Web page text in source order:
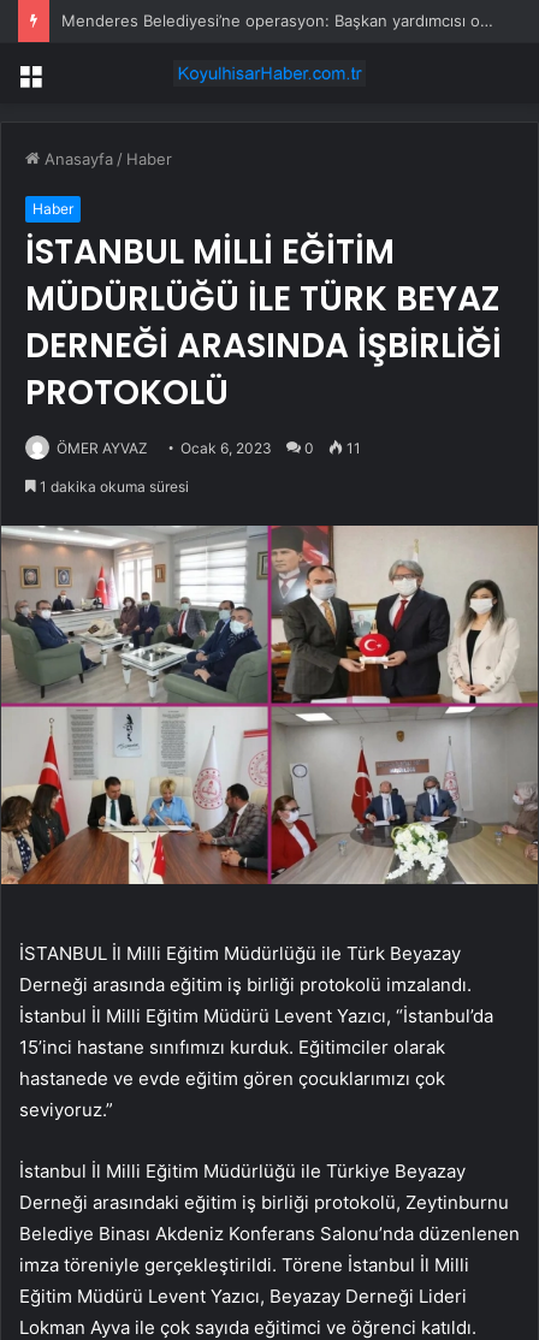
Menderes Belediyesi’ne operasyon: Başkan yardımcısı ortak operasyonla yakalandı
Menü
Anasayfa / Haber
Haber
İSTANBUL MİLLİ EĞİTİM
MÜDÜRLÜĞÜ İLE TÜRK BEYAZ
DERNEĞİ ARASINDA İŞBİRLİĞİ
PROTOKOLÜ
ÖMER AYVAZ Ocak 6, 2023 0 11
1 dakika okuma süresi
İSTANBUL İl Milli Eğitim Müdürlüğü ile Türk Beyazay
Derneği arasında eğitim iş birliği protokolü imzalandı.
İstanbul İl Milli Eğitim Müdürü Levent Yazıcı, “İstanbul’da
15’inci hastane sınıfımızı kurduk. Eğitimciler olarak
hastanede ve evde eğitim gören çocuklarımızı çok
seviyoruz.”
İstanbul İl Milli Eğitim Müdürlüğü ile Türkiye Beyazay
Derneği arasındaki eğitim iş birliği protokolü, Zeytinburnu
Belediye Binası Akdeniz Konferans Salonu’nda düzenlenen
imza töreniyle gerçekleştirildi. Törene İstanbul İl Milli
Eğitim Müdürü Levent Yazıcı, Beyazay Derneği Lideri
Lokman Ayva ile çok sayıda eğitimci ve öğrenci katıldı.